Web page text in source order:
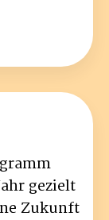
gezielt
Zukunft